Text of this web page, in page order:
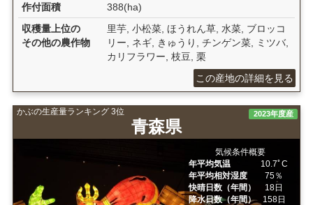
作付面積
388(ha)
収穫量上位の
その他の農作物
里芋, 小松菜, ほうれん草, 水菜, ブロッコ
リー, ネギ, きゅうり, チンゲン菜, ミツバ,
カリフラワー, 枝豆, 栗
この産地の詳細を見る
かぶの生産量ランキング 3位
青森県
2023年度産
気候条件概要
年平均気温
10.7ﾟC
年平均相対湿度
75％
快晴日数（年間）
18日
降水日数（年間）
158日